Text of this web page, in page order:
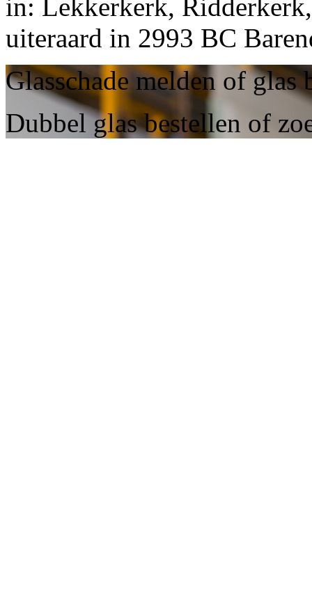
in: Lekkerkerk,
uiteraard in 2993 BC
Glasschade melden of glas
Dubbel glas bestellen of